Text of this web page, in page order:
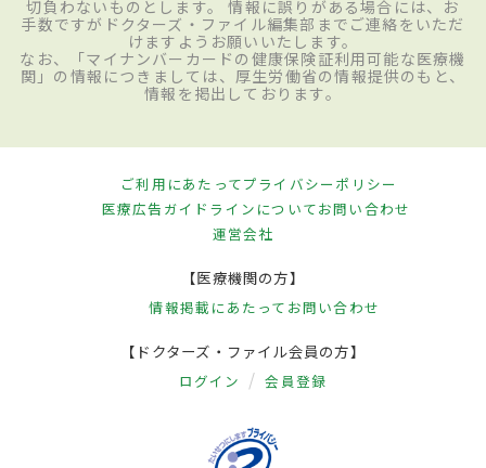
切負わないものとします。 情報に誤りがある場合には、お
手数ですがドクターズ・ファイル編集部までご連絡をいただ
けますようお願いいたします。
なお、「マイナンバーカードの健康保険証利用可能な医療機
関」の情報につきましては、厚生労働省の情報提供のもと、
情報を掲出しております。
ご利用にあたってプライバシーポリシー
医療広告ガイドラインについてお問い合わせ
運営会社
【医療機関の方】
情報掲載にあたって お問い合わせ
【ドクターズ・ファイル会員の方】
ログイン 会員登録